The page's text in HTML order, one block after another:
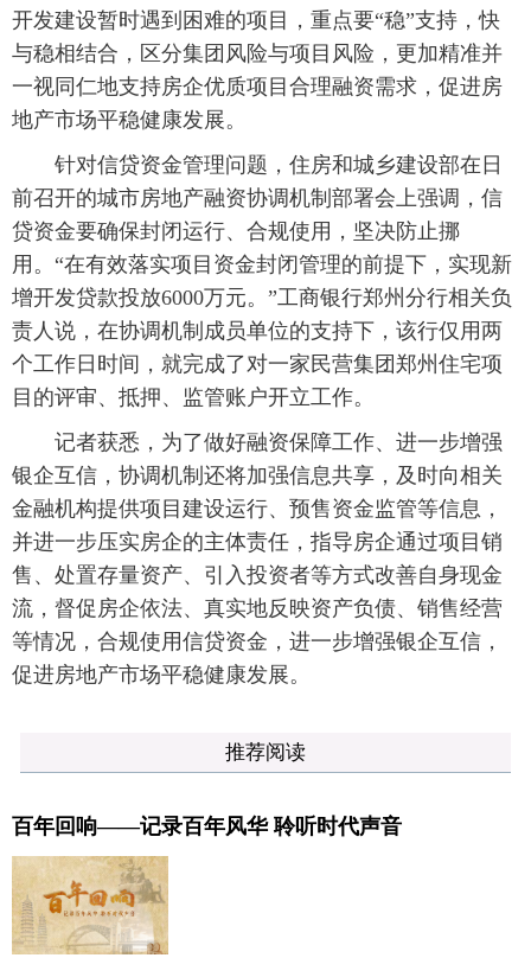
开发建设暂时遇到困难的项目，重点要“稳”支持，快
与稳相结合，区分集团风险与项目风险，更加精准并
一视同仁地支持房企优质项目合理融资需求，促进房
地产市场平稳健康发展。
针对信贷资金管理问题，住房和城乡建设部在日
前召开的城市房地产融资协调机制部署会上强调，信
贷资金要确保封闭运行、合规使用，坚决防止挪
用。“在有效落实项目资金封闭管理的前提下，实现新
增开发贷款投放6000万元。”工商银行郑州分行相关负
责人说，在协调机制成员单位的支持下，该行仅用两
个工作日时间，就完成了对一家民营集团郑州住宅项
目的评审、抵押、监管账户开立工作。
记者获悉，为了做好融资保障工作、进一步增强
银企互信，协调机制还将加强信息共享，及时向相关
金融机构提供项目建设运行、预售资金监管等信息，
并进一步压实房企的主体责任，指导房企通过项目销
售、处置存量资产、引入投资者等方式改善自身现金
流，督促房企依法、真实地反映资产负债、销售经营
等情况，合规使用信贷资金，进一步增强银企互信，
促进房地产市场平稳健康发展。
推荐阅读
百年回响——记录百年风华 聆听时代声音